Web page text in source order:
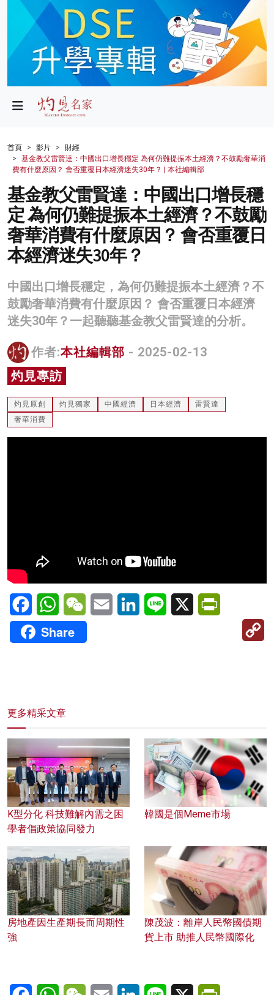
政局
財經
生活
健康
商業
科技
影片
名家榜
灼見活動
關於我們
首頁 影片
財經
基金教父雷賢達：中國出口增長穩定 為何仍難提振本土經濟？不鼓勵奢華消
費有什麼原因？ 會否重覆日本經濟迷失30年？ | 本社編輯部
基金教父雷賢達：中國出口增長穩
定 為何仍難提振本土經濟？不鼓勵
奢華消費有什麼原因？ 會否重覆日
本經濟迷失30年？
中國出口增長穩定，為何仍難提振本土經濟？不
鼓勵奢華消費有什麼原因？ 會否重覆日本經濟
迷失30年？一起聽聽基金教父雷賢達的分析。
作者:本社編輯部 - 2025-02-13
灼見專訪
灼見原創 灼見獨家 中國經濟 日本經濟
雷賢達
奢華消費
FacebookWhatsAppWeChatEmail LinkedInLine X
Share
更多精采文章
K型分化 科技難解內需之困
學者倡政策協同發力
韓國是個Meme市場
房地產因生產期長而周期性
強
陳茂波：離岸人民幣國債期
貨上市 助推人民幣國際化
FacebookWhatsAppWeChatEmail LinkedInLine X